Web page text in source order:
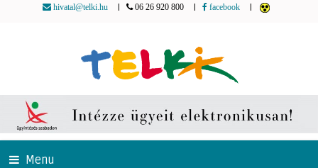
hivatal@telki.hu 06 26 920 800 facebook
Menu